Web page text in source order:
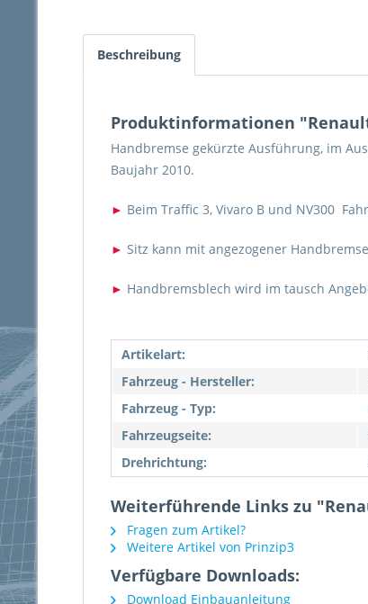
Beschreibung
Produktinformationen
Handbremse gekürzte Ausführung, im
Baujahr 2010.
► Beim Traffic 3, Vivaro B und NV300
► Sitz kann mit angezogener
► Handbremsblech wird im tausch
Artikelart:
Fahrzeug - Hersteller:
Fahrzeug - Typ:
Fahrzeugseite:
Drehrichtung:
Weiterführende Links zu
Fragen zum Artikel?
Weitere Artikel von Prinzip3
Verfügbare Downloads:
Download Einbauanleitung